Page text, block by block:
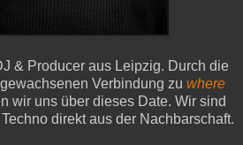
& Producer aus Leipzig. Durch die
Verbindung zu where
wir uns über dieses Date. Wir sind
direkt aus der Nachbarschaft.